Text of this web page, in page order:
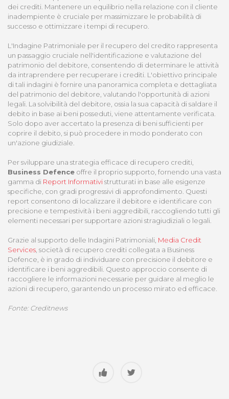
dei crediti. Mantenere un equilibrio nella relazione con il cliente
inadempiente è cruciale per massimizzare le probabilità di
successo e ottimizzare i tempi di recupero.
L'Indagine Patrimoniale per il recupero del credito rappresenta
un passaggio cruciale nell'identificazione e valutazione del
patrimonio del debitore, consentendo di determinare le attività
da intraprendere per recuperare i crediti. L'obiettivo principale
di tali indagini è fornire una panoramica completa e dettagliata
del patrimonio del debitore, valutando l'opportunità di azioni
legali. La solvibilità del debitore, ossia la sua capacità di saldare il
debito in base ai beni posseduti, viene attentamente verificata.
Solo dopo aver accertato la presenza di beni sufficienti per
coprire il debito, si può procedere in modo ponderato con
un'azione giudiziale.
Per sviluppare una strategia efficace di recupero crediti,
Business Defence offre il proprio supporto, fornendo una vasta
gamma di Report Informativistrutturati in base alle esigenze
specifiche, con gradi progressivi di approfondimento. Questi
report consentono di localizzare il debitore e identificare con
precisione e tempestività i beni aggredibili, raccogliendo tutti gli
elementi necessari per supportare azioni stragiudiziali o legali.
Grazie al supporto delle Indagini Patrimoniali, Media Credit
Services , società di recupero crediti collegata a Business
Defence, è in grado di individuare con precisione il debitore e
identificare i beni aggredibili. Questo approccio consente di
raccogliere le informazioni necessarie per guidare al meglio le
azioni di recupero, garantendo un processo mirato ed efficace.
Fonte: Creditnews